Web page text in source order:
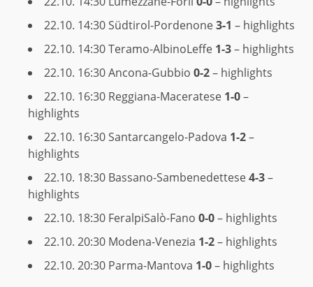
22.10. 14:30Südtirol-Pordenone3-1 – highlights
22.10. 14:30Teramo-AlbinoLeffe 1-3– highlights
22.10. 16:30Ancona-Gubbio 0-2– highlights
22.10. 16:30 Reggiana-Maceratese 1-0–
highlights
22.10. 16:30Santarcangelo-Padova 1-2–
highlights
22.10. 18:30 Bassano-Sambenedettese4-3–
highlights
22.10. 18:30 FeralpiSalò-Fano 0-0– highlights
22.10. 20:30 Modena-Venezia 1-2– highlights
22.10. 20:30 Parma-Mantova 1-0– highlights